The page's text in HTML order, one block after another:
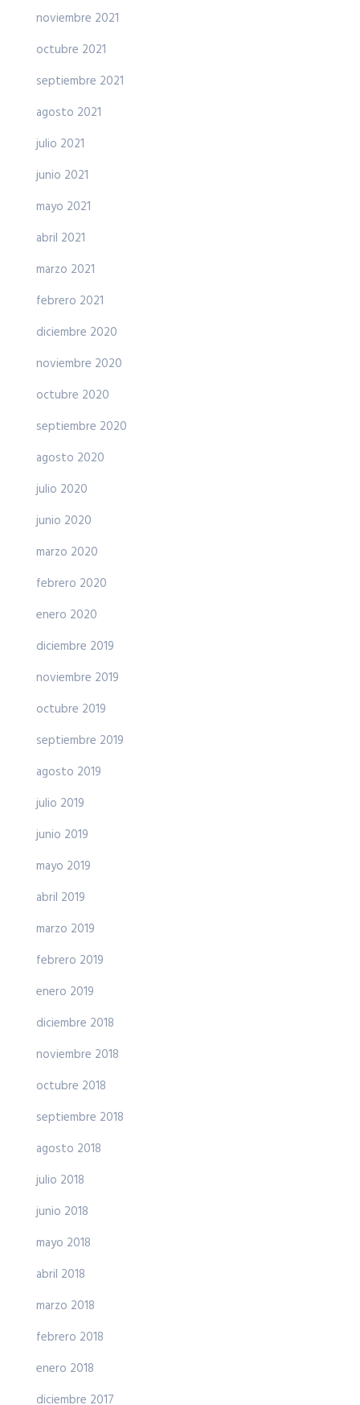
noviembre 2021
octubre 2021
septiembre 2021
agosto 2021
julio 2021
junio 2021
mayo 2021
abril 2021
marzo 2021
febrero 2021
diciembre 2020
noviembre 2020
octubre 2020
septiembre 2020
agosto 2020
julio 2020
junio 2020
marzo 2020
febrero 2020
enero 2020
diciembre 2019
noviembre 2019
octubre 2019
septiembre 2019
agosto 2019
julio 2019
junio 2019
mayo 2019
abril 2019
marzo 2019
febrero 2019
enero 2019
diciembre 2018
noviembre 2018
octubre 2018
septiembre 2018
agosto 2018
julio 2018
junio 2018
mayo 2018
abril 2018
marzo 2018
febrero 2018
enero 2018
diciembre 2017